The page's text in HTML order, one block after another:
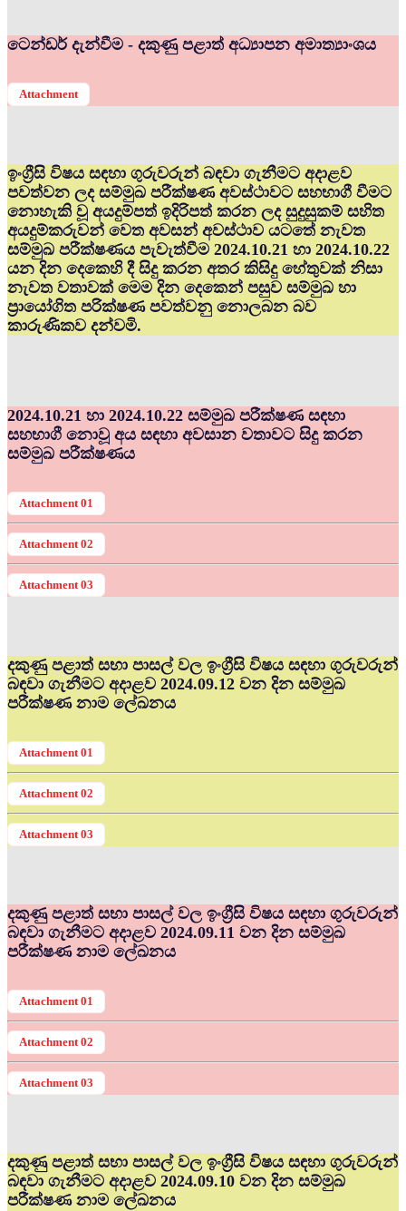
ටෙන්ඩර් දැන්වීම - දකුණු පළාත් අධ්‍යාපන අමාත්‍යාංශය
Attachment
ඉංග්‍රීසි විෂය සඳහා ගුරුවරුන් බඳවා ගැනීමට අදාළව
පවත්වන ලද සම්මුඛ පරීක්ෂණ අවස්ථාවට සහභාගී වීමට
නොහැකි වූ අයදුම්පත් ඉදිරිපත් කරන ලද සුදුසුකම් සහිත
අයදුම්කරුවන් වෙත අවසන් අවස්ථාව යටතේ නැවත
සම්මුඛ පරීක්ෂණය පැවැත්වීම 2024.10.21 හා 2024.10.22
යන දින දෙකෙහි දී සිදු කරන අතර කිසිදු හේතුවක් නිසා
නැවත වතාවක් මෙම දින දෙකෙන් පසුව සම්මුඛ හා
ප්‍රායෝගිත පරික්ෂණ පවත්වනු නොලබන බව
කාරුණිකව දන්වමි.
2024.10.21 හා 2024.10.22 සම්මුඛ පරීක්ෂණ සඳහා
සහභාගී නොවූ අය සඳහා අවසාන වතාවට සිදු කරන
සම්මුඛ පරීක්ෂණය
Attachment 01
Attachment 02
Attachment 03
දකුණු පළාත් සභා පාසල් වල ඉංග්‍රීසි විෂය සඳහා ගුරුවරුන්
බඳවා ගැනීමට අදාළව 2024.09.12 වන දින සම්මුඛ
පරීක්ෂණ නාම ලේඛනය
Attachment 01
Attachment 02
Attachment 03
දකුණු පළාත් සභා පාසල් වල ඉංග්‍රීසි විෂය සඳහා ගුරුවරුන්
බඳවා ගැනීමට අදාළව 2024.09.11 වන දින සම්මුඛ
පරීක්ෂණ නාම ලේඛනය
Attachment 01
Attachment 02
Attachment 03
දකුණු පළාත් සභා පාසල් වල ඉංග්‍රීසි විෂය සඳහා ගුරුවරුන්
බඳවා ගැනීමට අදාළව 2024.09.10 වන දින සම්මුඛ
පරීක්ෂණ නාම ලේඛනය